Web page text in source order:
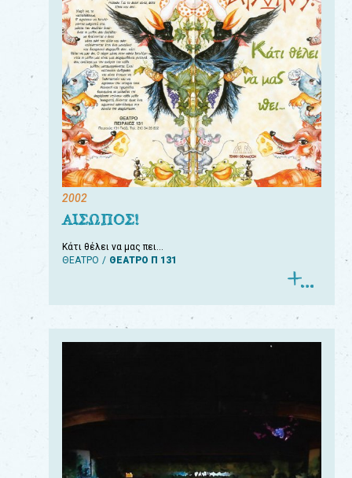
2002
ΑΙΣΩΠΟΣ!
Κάτι θέλει να μας πει…
ΘΕΑΤΡΟ
ΘΕΑΤΡΟ Π 131